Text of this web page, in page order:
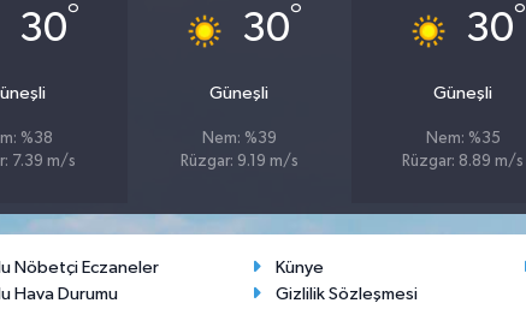
30°
%38
7.39 m/s
30°
Güneşli
Nem: %39
Rüzgar: 9.19 m/s
30°
Güneşli
Nem: %35
Rüzgar: 8.89 m/s
Nöbetçi Eczaneler
Hava Durumu
Künye
Gizlilik Sözleşmesi